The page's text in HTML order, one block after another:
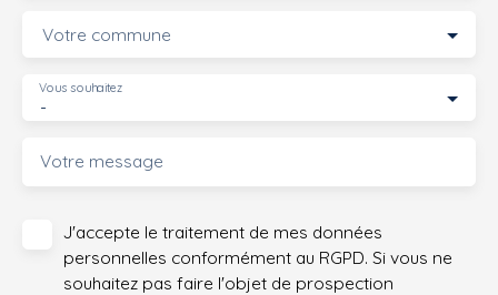
Votre commune
-
Vous souhaitez
Votre message
J'accepte le traitement de mes données
personnelles conformément au RGPD. Si vous ne
souhaitez pas faire l'objet de prospection